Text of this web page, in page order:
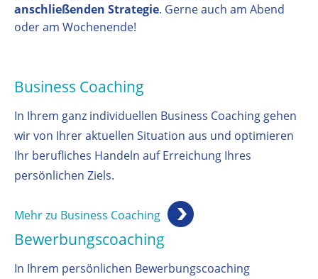
anschließenden Strategie. Gerne auch am Abend
oder am Wochenende!
Business Coaching
In Ihrem ganz individuellen Business Coaching gehen
wir von Ihrer aktuellen Situation aus und optimieren
Ihr berufliches Handeln auf Erreichung Ihres
persönlichen Ziels.
Mehr zu Business Coaching
Bewerbungscoaching
In Ihrem persönlichen Bewerbungscoaching